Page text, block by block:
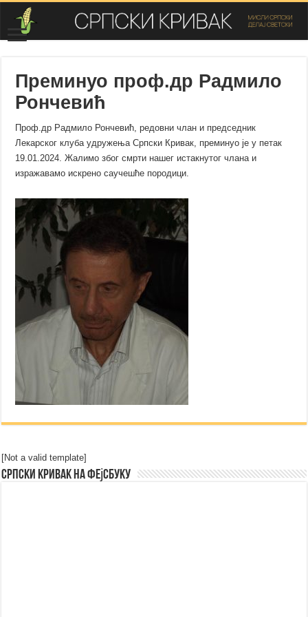
Преминуо проф.др Радмило
Рончевић
Проф.др Радмило Рончевић, редовни члан и председник
Лекарског клуба удружења Српски Кривак, преминуо је у петак
19.01.2024. Жалимо због смрти нашег истакнутог члана и
изражавамо искрено саучешће породици.
[Not a valid template]
Српски Кривак на Фејсбуку